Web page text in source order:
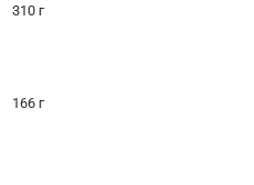
310 г
166 г